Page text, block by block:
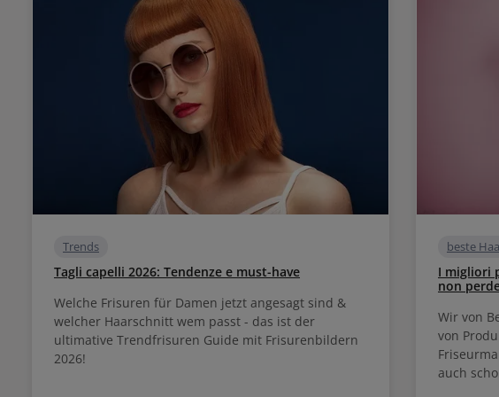
Trends
Tagli capelli 2026: Tendenze e must-have
Welche Frisuren für Damen jetzt angesagt sind &
welcher Haarschnitt wem passt - das ist der
ultimative Trendfrisuren Guide mit Frisurenbildern
2026!
beste
I migliori
non
Wir von
von
auch